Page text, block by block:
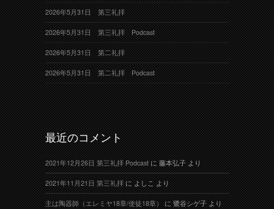
2026年5月31日 第三礼拝
2026年5月31日 第三礼拝 Podcast
2026年5月31日 第二礼拝
2026年5月31日 第二礼拝 Podcast
最近のコメント
2021年12月26日 第三礼拝 Podcastに藤本弘子より
2021年11月21日 第三礼拝によしこより
主は陶器師（エレミヤ18章/使徒18章）に鷺谷シゲ子より